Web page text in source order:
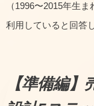
（1996〜2015年生
利用していると回答
【準備編